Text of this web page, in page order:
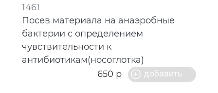
1461
Посев материала на анаэробные
бактерии с определением
чувcтвительности к
антибиотикам(носоглотка)
650 р